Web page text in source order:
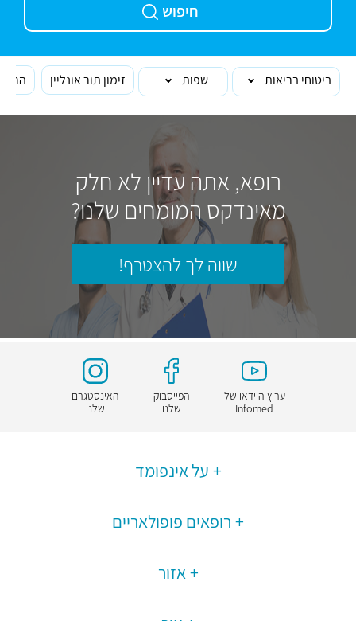
חיפוש
ביטוחי בריאות שפות זימון תור אונליין
רופא, אתה עדיין לא חלק
מאינדקס המומחים שלנו?
שווה לך להצטרף!
ערוץ הוידאו של
Infomed
הפייסבוק
שלנו
האינסטגרם
שלנו
על אינפומד
רופאים פופולאריים
אזור